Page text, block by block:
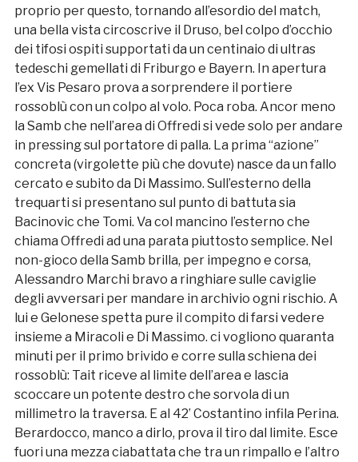
proprio per questo, tornando all’esordio del match,
una bella vista circoscrive il Druso, bel colpo d’occhio
dei tifosi ospiti supportati da un centinaio di ultras
tedeschi gemellati di Friburgo e Bayern. In apertura
l’ex Vis Pesaro prova a sorprendere il portiere
rossoblù con un colpo al volo. Poca roba. Ancor meno
la Samb che nell’area di Offredi si vede solo per andare
in pressing sul portatore di palla. La prima “azione”
concreta (virgolette più che dovute) nasce da un fallo
cercato e subito da Di Massimo. Sull’esterno della
trequarti si presentano sul punto di battuta sia
Bacinovic che Tomi. Va col mancino l’esterno che
chiama Offredi ad una parata piuttosto semplice. Nel
non-gioco della Samb brilla, per impegno e corsa,
Alessandro Marchi bravo a ringhiare sulle caviglie
degli avversari per mandare in archivio ogni rischio. A
lui e Gelonese spetta pure il compito di farsi vedere
insieme a Miracoli e Di Massimo. ci vogliono quaranta
minuti per il primo brivido e corre sulla schiena dei
rossoblù: Tait riceve al limite dell’area e lascia
scoccare un potente destro che sorvola di un
millimetro la traversa. E al 42’ Costantino infila Perina.
Berardocco, manco a dirlo, prova il tiro dal limite. Esce
fuori una mezza ciabattata che tra un rimpallo e l’altro